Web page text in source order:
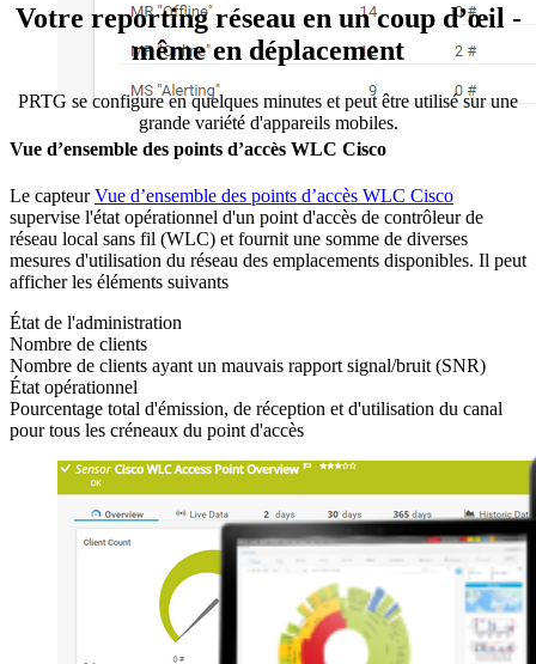
Vue d’ensemble des points d’accès WLC Cisco
Le capteurVue d’ensemble des points d’accès WLC Cisco
supervise l'état opérationnel d'un point d'accès de contrôleur de
réseau local sans fil (WLC) et fournit une somme de diverses
mesures d'utilisation du réseau des emplacements disponibles. Il peut
afficher les éléments suivants
État de l'administration
Nombre de clients
Nombre de clients ayant un mauvais rapport signal/bruit (SNR)
État opérationnel
Pourcentage total d'émission, de réception et d'utilisation du canal
pour tous les créneaux du point d'accès
Votre reporting réseau en un coup d’œil -
même en déplacement
PRTG se configure en quelques minutes et peut être utilisé sur une
grande variété d'appareils mobiles.